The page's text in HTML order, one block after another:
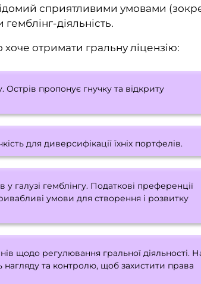
сприятливими умовами
діяльність.
отримати гральну ліцензію:
пропонує гнучку та відкриту
для диверсифікації їхніх портфелів.
у галузі гемблінгу. Податкові преференції
умови для створення і розвитку
щодо регулювання гральної діяльності.
та контролю, щоб захистити права